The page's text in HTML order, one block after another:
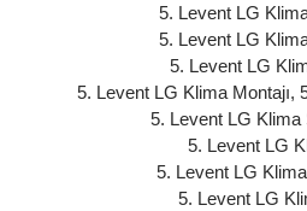
5. Levent LG
5. Levent LG
5. Levent LG
5. Levent LG Klima Montajı,
5. Levent LG
5. Levent LG
5. Levent LG
5. Levent LG